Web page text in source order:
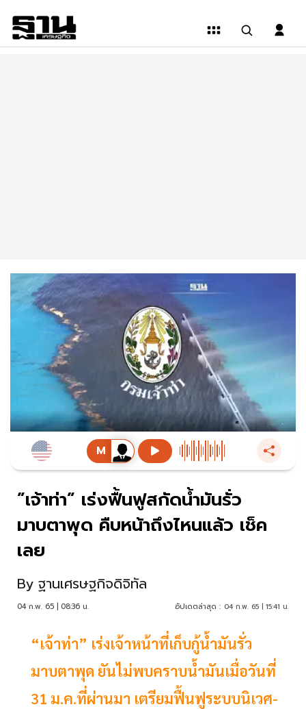
”เจ้าท่า” เร่งฟื้นฟูสกัดน้ำมันรั่ว
มาบตาพุด คืบหน้าถึงไหนแล้ว เช็ค
เลย
By ฐานเศรษฐกิจดิจิทัล
04 ก.พ. 65 | 08:36 น. อัปเดตล่าสุด : 04 ก.พ. 65 | 15:41 น.
“เจ้าท่า” เร่งเจ้าหน้าที่เก็บกู้น้ำมันรั่ว
มาบตาพุด ยันไม่พบคราบน้ำมันเมื่อวันที่
31 ม.ค.ที่ผ่านมา เตรียมฟื้นฟูระบบนิเวศ-